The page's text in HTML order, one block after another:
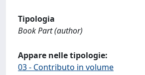
Tipologia
Book Part (author)
Appare nelle tipologie:
03 - Contributo in volume